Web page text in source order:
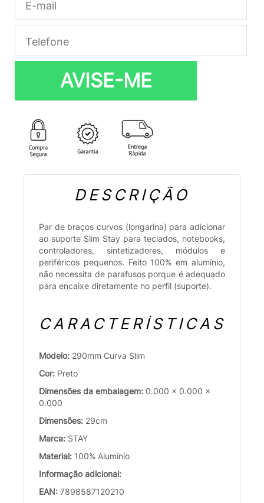
AVISE-ME
DESCRIÇÃO
Par de braços curvos (longarina) para adicionar
ao suporte Slim Stay para teclados, notebooks,
controladores, sintetizadores, módulos e
periféricos pequenos. Feito 100% em alumínio,
não necessita de parafusos porque é adequado
para encaixe diretamente no perfil (suporte).
CARACTERÍSTICAS
Modelo: 290mm Curva Slim
Cor: Preto
Dimensões da embalagem: 0.000 x 0.000 x
0.000
Dimensões: 29cm
Marca: STAY
Material: 100% Alumínio
Informação adicional:
EAN: 7898587120210